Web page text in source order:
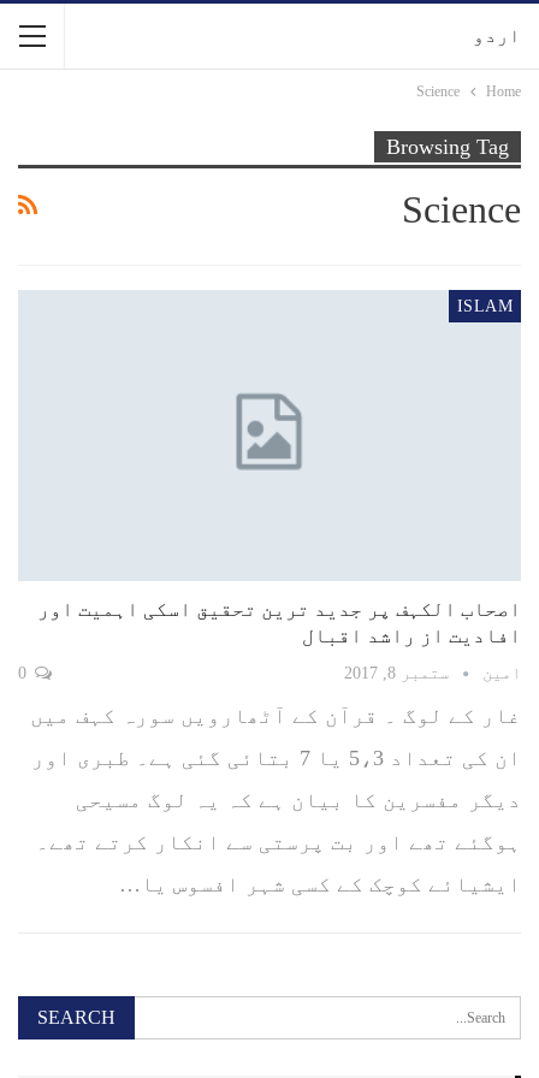
اردو
Home
Science
Browsing Tag
Science
ISLAM
اصحاب الکہف پر جدید ترین تحقیق اسکی اہمیت اور
افادیت از راشد اقبال
امین ستمبر 8, 2017
غار کے لوگ ۔ قرآن کے آٹھارویں سورہ کہف میں
ان کی تعداد 5،3 یا 7 بتائی گئی ہے۔ طبری اور
دیگر مفسرین کا بیان ہے کہ یہ لوگ مسیحی
ہوگئے تھے اور بت پرستی سے انکار کرتے تھے۔
ایشیائے کوچک کے کسی شہر افسوس یا…